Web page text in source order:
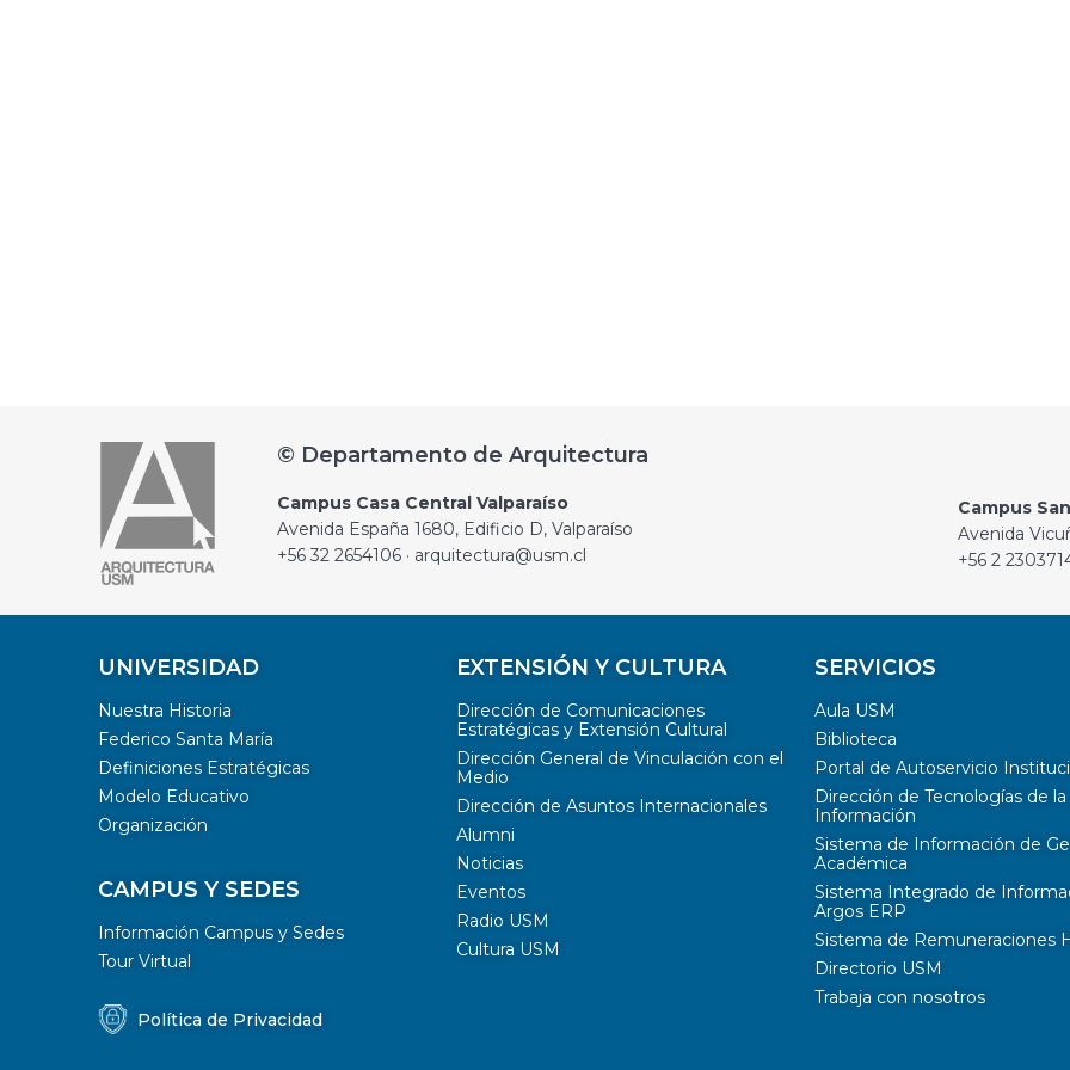
© Departamento de Arquitectura
Campus Casa Central Valparaíso
Avenida España 1680, Edificio D, Valparaíso
+56 32 2654106 · arquitectura@usm.cl
Campus
Avenida
+56 2
UNIVERSIDAD
Nuestra Historia
Federico Santa María
Definiciones Estratégicas
Modelo Educativo
Organización
CAMPUS Y SEDES
Información Campus y Sedes
Tour Virtual
Política de Privacidad
EXTENSIÓN Y CULTURA
Dirección de Comunicaciones
Estratégicas y Extensión Cultural
Dirección General de Vinculación con el
Medio
Dirección de Asuntos Internacionales
Alumni
Noticias
Eventos
Radio USM
Cultura USM
SERVICIOS
Aula USM
Biblioteca
Portal de Autoservicio
Dirección de Tecnologías de la
Información
Sistema de Información de
Académica
Sistema Integrado de
Argos ERP
Sistema de Remuneraciones
Directorio USM
Trabaja con nosotros